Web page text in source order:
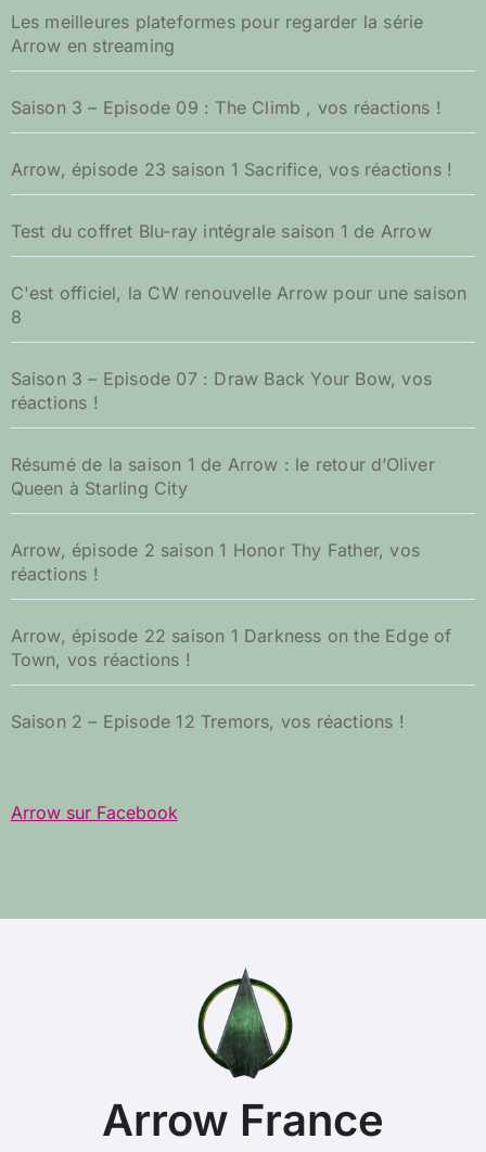
e
r
Les meilleures plateformes pour regarder la série
Arrow en streaming
Saison 3 – Episode 09 : The Climb , vos réactions !
Arrow, épisode 23 saison 1 Sacrifice, vos réactions !
Test du coffret Blu-ray intégrale saison 1 de Arrow
C'est officiel, la CW renouvelle Arrow pour une saison
8
Saison 3 – Episode 07 : Draw Back Your Bow, vos
réactions !
Résumé de la saison 1 de Arrow : le retour d’Oliver
Queen à Starling City
Arrow, épisode 2 saison 1 Honor Thy Father, vos
réactions !
Arrow, épisode 22 saison 1 Darkness on the Edge of
Town, vos réactions !
Saison 2 – Episode 12 Tremors, vos réactions !
Arrow sur Facebook
Arrow France